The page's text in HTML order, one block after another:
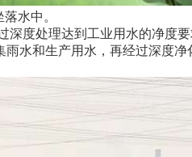
水中。
度处理达到工业用水的净度
水和生产用水，再经过深度净